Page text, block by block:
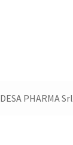
DESA PHARMA Srl